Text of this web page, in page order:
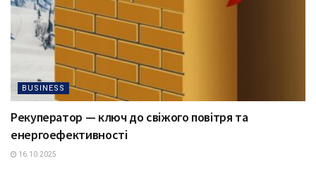
BUSINESS
Рекуператор — ключ до свіжого повітря та
енергоефективності
16.10.2025